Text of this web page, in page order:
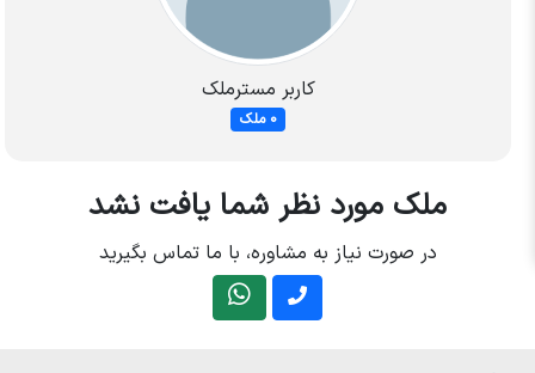
کاربر مسترملک
0 ملک
ملک مورد نظر شما یافت نشد
در صورت نیاز به مشاوره، با ما تماس بگیرید